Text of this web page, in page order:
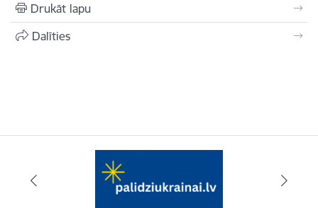
Drukāt lapu
Dalīties